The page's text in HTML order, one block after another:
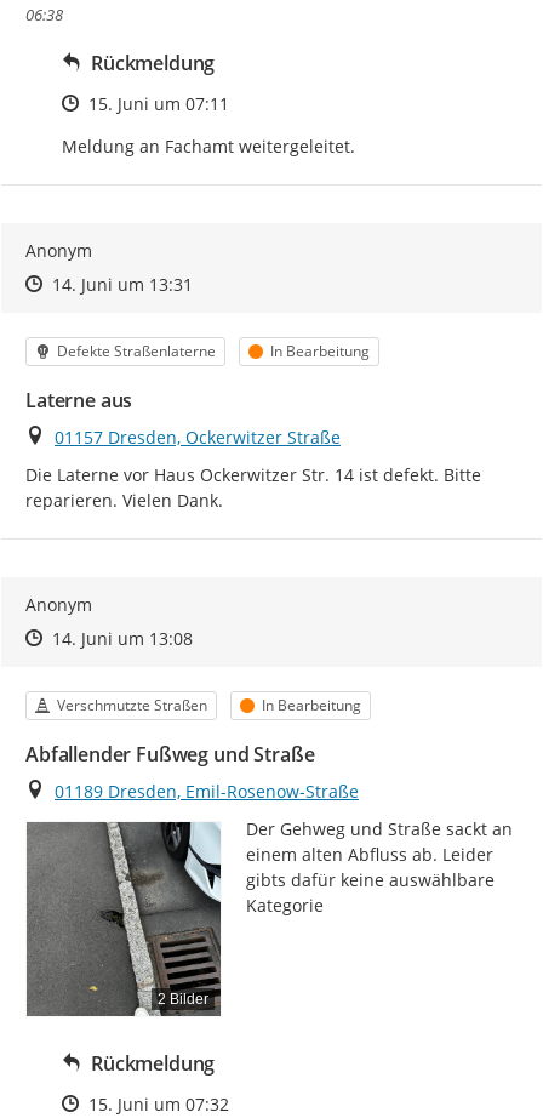
06:38
Rückmeldung
Zeitpunkt des Erstellens
15. Juni um 07:11
Meldung an Fachamt weitergeleitet.
Anonym
Zeitpunkt des Erstellens
Zeitpunkt des Erstellens
14. Juni um 13:31
Kategorie
Defekte Straßenlaterne Status
In Bearbeitung
Laterne aus
Ort
01157 Dresden, Ockerwitzer Straße
Die Laterne vor Haus Ockerwitzer Str. 14 ist defekt. Bitte
reparieren. Vielen Dank.
Anonym
Zeitpunkt des Erstellens
Zeitpunkt des Erstellens
14. Juni um 13:08Zur Äußerung
Kategorie
Verschmutzte Straßen Status
In Bearbeitung
Abfallender Fußweg und Straße
Ort
01189 Dresden, Emil-Rosenow-Straße
2 Bilder
Der Gehweg und Straße sackt an
einem alten Abfluss ab. Leider
gibts dafür keine auswählbare
Kategorie
Rückmeldung
Zeitpunkt des Erstellens
15. Juni um 07:32